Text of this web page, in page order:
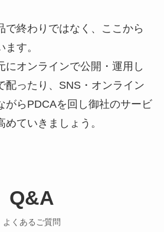
で終わりではなく、ここから
す。
にオンラインで公開・運用し
配ったり、SNS・オンライン
がらPDCAを回し御社のサービ
ていきましょう。
Q&A
よくあるご質問